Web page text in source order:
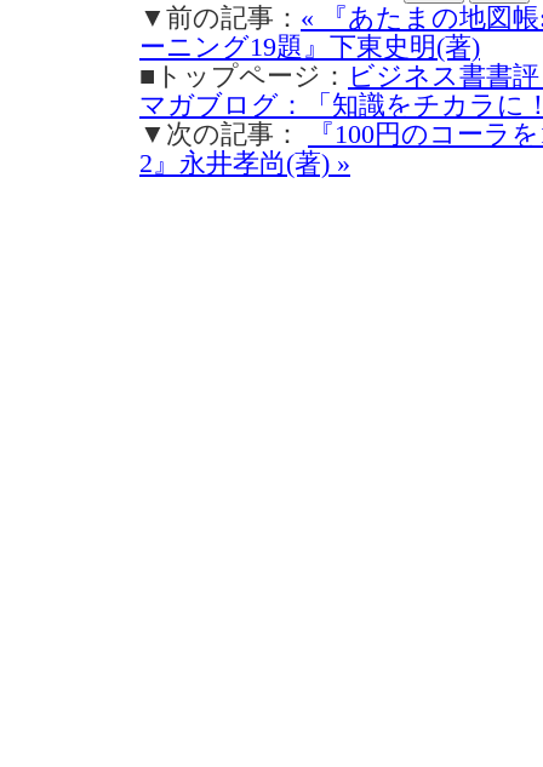
▼前の記事： « 『あたまの地図
ーニング19題』下東史明(著)
■トップページ： ビジネス書書
マガブログ：「知識をチカラに
▼次の記事：
『100円のコーラ
2』永井孝尚(著) »